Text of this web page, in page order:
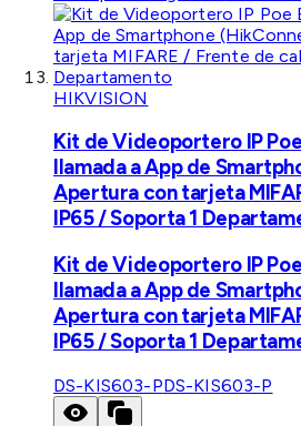
HIKVISION
Kit de Videoportero IP
llamada a App de
Apertura con tarjeta
IP65 / Soporta 1
Kit de Videoportero IP
llamada a App de
Apertura con tarjeta
IP65 / Soporta 1
DS-KIS603-PDS-KIS603-P